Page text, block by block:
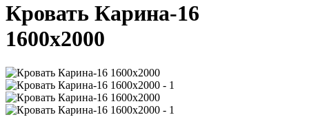
Кровать Карина-16
1600х2000